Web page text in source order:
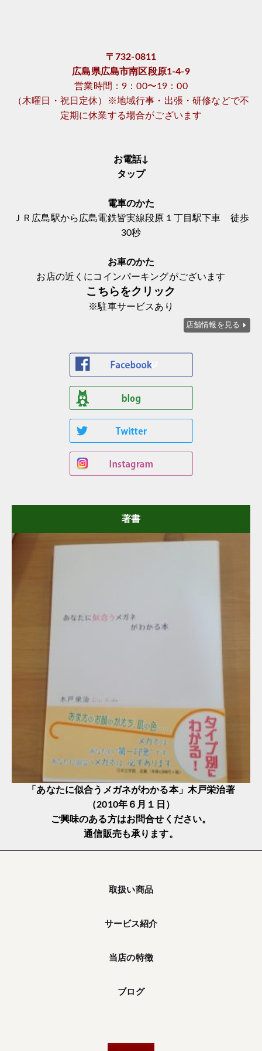
〒732-0811
広島県広島市南区段原1-4-9
営業時間：9：00〜19：00
（木曜日・祝日定休）※地域行事・出張・研修などで不
定期に休業する場合がございます
お電話↓
タップ
電車のかた
ＪＲ広島駅から広島電鉄皆実線段原１丁目駅下車 徒歩
30秒
お車のかた
お店の近くにコインパーキングがございます
こちらをクリック
※駐車サービスあり
店舗情報を見る
著書
「あなたに似合うメガネがわかる本」木戸栄治著
（2010年６月１日）
ご興味のある方はお問合せください。
通信販売も承ります。
取扱い商品
サービス紹介
当店の特徴
ブログ